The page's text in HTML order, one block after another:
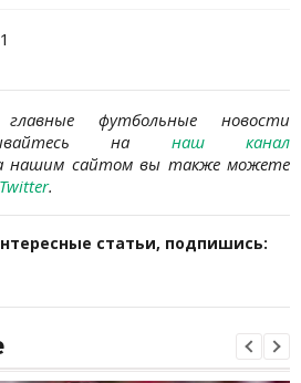
футбольные новости
на
наш канал
нашим сайтом вы также можете
Twitter.
статьи, подпишись: